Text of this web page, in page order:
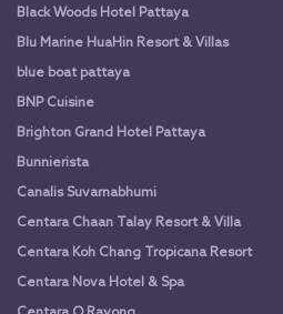
Black Woods Hotel Pattaya
Blu Marine HuaHin Resort & Villas
blue boat pattaya
BNP Cuisine
Brighton Grand Hotel Pattaya
Bunnierista
Canalis Suvarnabhumi
Centara Chaan Talay Resort & Villa
Centara Koh Chang Tropicana Resort
Centara Nova Hotel & Spa